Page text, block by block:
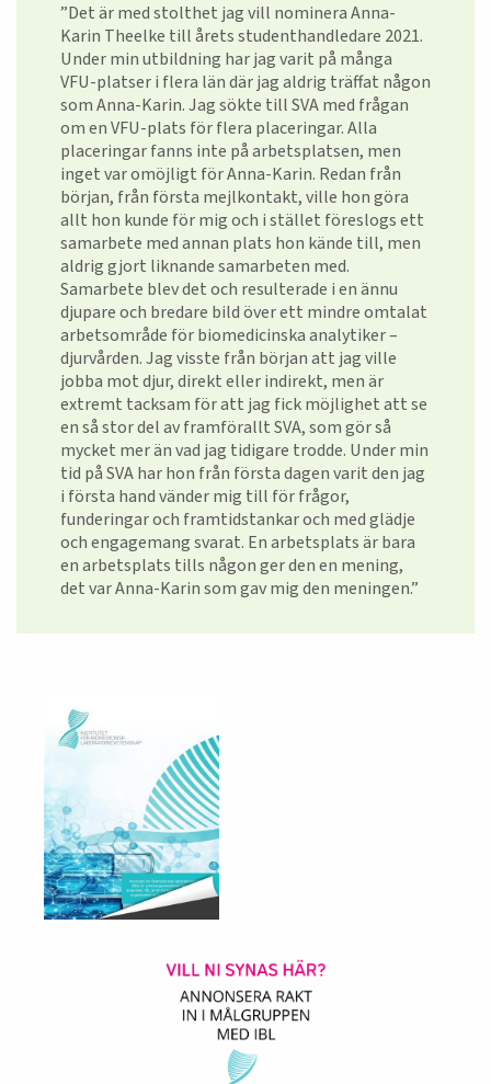
”Det är med stolthet jag vill nominera Anna-
Karin Theelke till årets studenthandledare 2021.
Under min utbildning har jag varit på många
VFU-platser i flera län där jag aldrig träffat någon
som Anna-Karin. Jag sökte till SVA med frågan
om en VFU-plats för flera placeringar. Alla
placeringar fanns inte på arbetsplatsen, men
inget var omöjligt för Anna-Karin. Redan från
början, från första mejlkontakt, ville hon göra
allt hon kunde för mig och i stället föreslogs ett
samarbete med annan plats hon kände till, men
aldrig gjort liknande samarbeten med.
Samarbete blev det och resulterade i en ännu
djupare och bredare bild över ett mindre omtalat
arbetsområde för biomedicinska analytiker –
djurvården. Jag visste från början att jag ville
jobba mot djur, direkt eller indirekt, men är
extremt tacksam för att jag fick möjlighet att se
en så stor del av framförallt SVA, som gör så
mycket mer än vad jag tidigare trodde. Under min
tid på SVA har hon från första dagen varit den jag
i första hand vänder mig till för frågor,
funderingar och framtidstankar och med glädje
och engagemang svarat. En arbetsplats är bara
en arbetsplats tills någon ger den en mening,
det var Anna-Karin som gav mig den meningen.”